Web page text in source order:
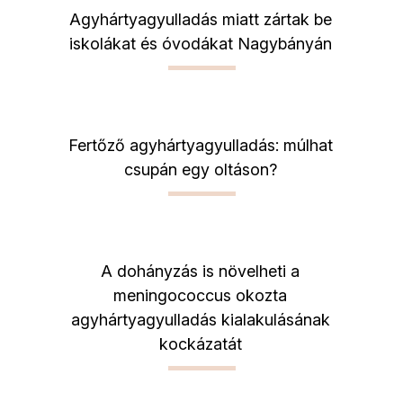
Agyhártyagyulladás miatt zártak be
iskolákat és óvodákat Nagybányán
Fertőző agyhártyagyulladás: múlhat
csupán egy oltáson?
A dohányzás is növelheti a
meningococcus okozta
agyhártyagyulladás kialakulásának
kockázatát